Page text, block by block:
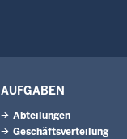
AUFGABEN
Abteilungen
Geschäftsverteilung